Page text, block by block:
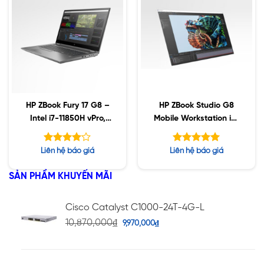
HP ZBook Fury 17 G8 –
Intel i7-11850H vPro,
32GB, 1TB SSD, Nvidia
Được
4.005
sao
Liên hệ báo giá
HP ZBook Studio G8
Mobile Workstation i7-
11800H, 16GB Ram,
512GB SSD, 15.6 4K
Được xếp
Liên hệ báo giá
SẢN PHẨM KHUYẾN MÃI
Cisco Catalyst C1000-24T-4G-L
10,870,000₫ 9,970,000₫